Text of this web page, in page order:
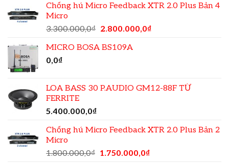
Chống hú Micro Feedback XTR 2.0 Plus Bản 4
Micro
3.300.000,0₫ 2.800.000,0₫
MICRO BOSA BS109A
0,0₫
LOA BASS 30 P.AUDIO GM12-88F TỪ
FERRITE
5.400.000,0₫
Chống hú Micro Feedback XTR 2.0 Plus Bản 2
Micro
1.800.000,0₫ 1.750.000,0₫